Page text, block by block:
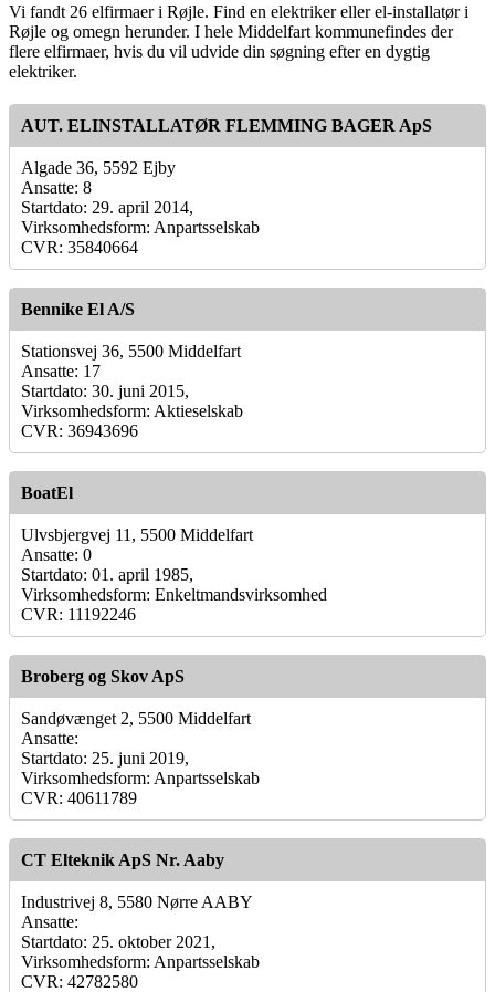
Vi fandt 26 elfirmaer i Røjle. Find en elektriker eller el-installatør i
Røjle og omegn herunder. I hele Middelfart kommunefindes der
flere elfirmaer, hvis du vil udvide din søgning efter en dygtig
elektriker.
AUT. ELINSTALLATØR FLEMMING BAGER ApS
Algade 36, 5592 Ejby
Ansatte: 8
Startdato: 29. april 2014,
Virksomhedsform: Anpartsselskab
CVR: 35840664
Bennike El A/S
Stationsvej 36, 5500 Middelfart
Ansatte: 17
Startdato: 30. juni 2015,
Virksomhedsform: Aktieselskab
CVR: 36943696
BoatEl
Ulvsbjergvej 11, 5500 Middelfart
Ansatte: 0
Startdato: 01. april 1985,
Virksomhedsform: Enkeltmandsvirksomhed
CVR: 11192246
Broberg og Skov ApS
Sandøvænget 2, 5500 Middelfart
Ansatte:
Startdato: 25. juni 2019,
Virksomhedsform: Anpartsselskab
CVR: 40611789
CT Elteknik ApS Nr. Aaby
Industrivej 8, 5580 Nørre AABY
Ansatte:
Startdato: 25. oktober 2021,
Virksomhedsform: Anpartsselskab
CVR: 42782580